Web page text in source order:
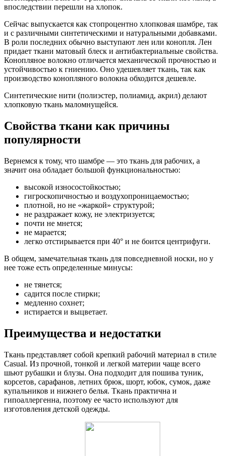
впоследствии перешли на хлопок.
Сейчас выпускается как стопроцентно хлопковая шамбре, так
и с различными синтетическими и натуральными добавками.
В роли последних обычно выступают лен или конопля. Лен
придает ткани матовый блеск и антибактериальные свойства.
Конопляное волокно отличается механической прочностью и
устойчивостью к гниению. Оно удешевляет ткань, так как
производство конопляного волокна обходится дешевле.
Синтетические нити (полиэстер, полиамид, акрил) делают
хлопковую ткань маломнущейся.
Свойства ткани как причины
популярности
Вернемся к тому, что шамбре — это ткань для рабочих, а
значит она обладает большой функциональностью:
высокой износостойкостью;
гигроскопичностью и воздухопроницаемостью;
плотной, но не «жаркой» структурой;
не раздражает кожу, не электризуется;
почти не мнется;
не марается;
легко отстирывается при 40° и не боится центрифуги.
В общем, замечательная ткань для повседневной носки, но у
нее тоже есть определенные минусы:
не тянется;
садится после стирки;
медленно сохнет;
истирается и выцветает.
Преимущества и недостатки
Ткань представляет собой крепкий рабочий материал в стиле
Casual. Из прочной, тонкой и легкой материи чаще всего
шьют рубашки и блузы. Она подходит для пошива туник,
корсетов, сарафанов, летних брюк, шорт, юбок, сумок, даже
купальников и нижнего белья. Ткань практична и
гипоаллергенна, поэтому ее часто используют для
изготовления детской одежды.